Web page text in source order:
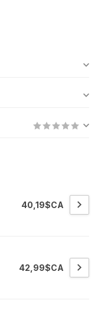
40,19$CA
42,99$CA